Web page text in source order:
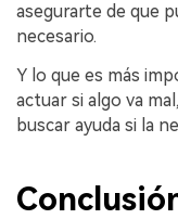
asegurarte de que
necesario.
Y lo que es más
actuar si algo va
buscar ayuda si la